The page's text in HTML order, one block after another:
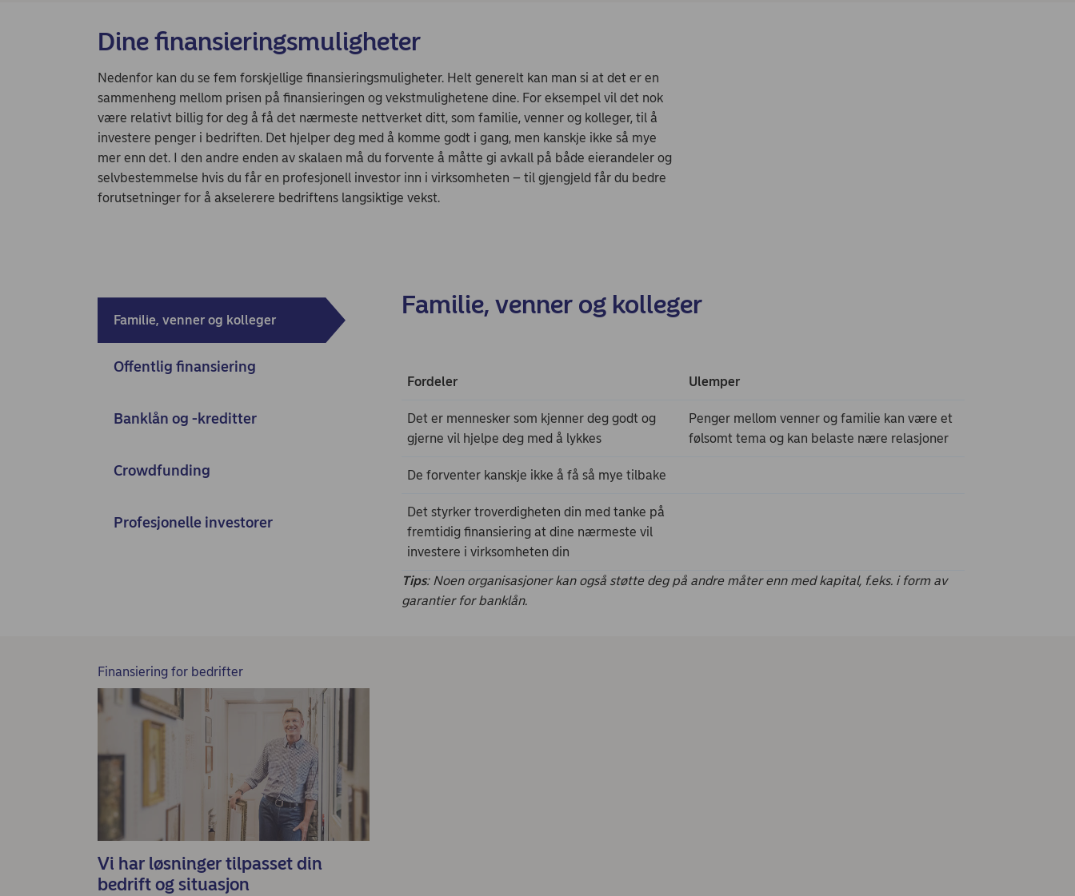
Dine finansieringsmuligheter
Nedenfor kan du se fem forskjellige finansieringsmuligheter. Helt generelt kan man si at det er en
sammenheng mellom prisen på finansieringen og vekstmulighetene dine. For eksempel vil det nok
være relativt billig for deg å få det nærmeste nettverket ditt, som familie, venner og kolleger, til å
investere penger i bedriften. Det hjelper deg med å komme godt i gang, men kanskje ikke så mye
mer enn det. I den andre enden av skalaen må du forvente å måtte gi avkall på både eierandeler og
selvbestemmelse hvis du får en profesjonell investor inn i virksomheten – til gjengjeld får du bedre
forutsetninger for å akselerere bedriftens langsiktige vekst.
Familie, venner og kolleger
Offentlig finansiering
Banklån og -kreditter
Crowdfunding
Profesjonelle investorer
Familie, venner og kolleger
Fordeler Ulemper
Det er mennesker som kjenner deg godt og
gjerne vil hjelpe deg med å lykkes
Penger mellom venner og familie kan være et
følsomt tema og kan belaste nære relasjoner
De forventer kanskje ikke å få så mye tilbake
Det styrker troverdigheten din med tanke på
fremtidig finansiering at dine nærmeste vil
investere i virksomheten din
Tips: Noen organisasjoner kan også støtte deg på andre måter enn med kapital, f.eks. i form av
garantier for banklån.
Finansiering for bedrifter
Vi har løsninger tilpasset din
bedrift og situasjon